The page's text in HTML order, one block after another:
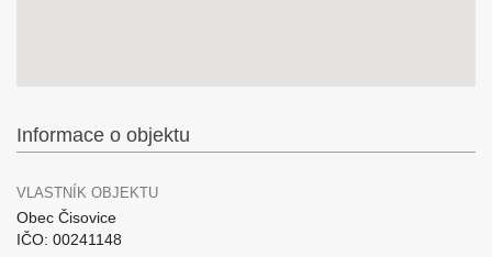
Informace o objektu
VLASTNÍK OBJEKTU
Obec Čisovice
IČO: 00241148